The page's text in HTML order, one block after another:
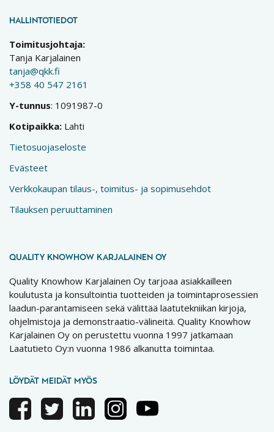
HALLINTOTIEDOT
Toimitusjohtaja:
Tanja Karjalainen
tanja@qkk.fi
+358 40 547 2161
Y-tunnus: 1091987-0
Kotipaikka: Lahti
Tietosuojaseloste
Evästeet
Verkkokaupan tilaus-, toimitus- ja sopimusehdot
Tilauksen peruuttaminen
QUALITY KNOWHOW KARJALAINEN OY
Quality Knowhow Karjalainen Oy tarjoaa asiakkailleen
koulutusta ja konsultointia tuotteiden ja toimintaprosessien
laadun-parantamiseen sekä välittää laatutekniikan kirjoja,
ohjelmistoja ja demonstraatio-välineitä. Quality Knowhow
Karjalainen Oy on perustettu vuonna 1997 jatkamaan
Laatutieto Oy:n vuonna 1986 alkanutta toimintaa.
LÖYDÄT MEIDÄT MYÖS
FacebookTwitterLinkedinInstagramYoutube